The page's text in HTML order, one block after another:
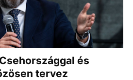
és
tervez